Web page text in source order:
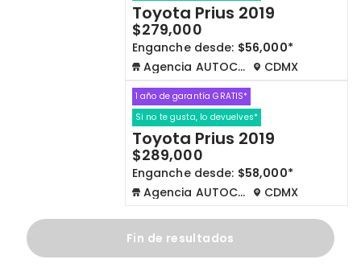
Toyota Prius 2019
$279,000
Enganche desde: $56,000*
Agencia AUTOCOM
CDMX
1 año de garantía GRATIS*
Si no te gusta, lo devuelves*
Toyota Prius 2019
$289,000
Enganche desde: $58,000*
Agencia AUTOCOM
CDMX
Fin de resultados